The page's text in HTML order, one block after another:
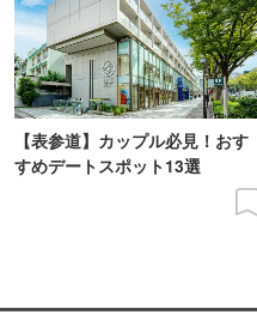
【表参道】カップル必見！おす
すめデートスポット13選